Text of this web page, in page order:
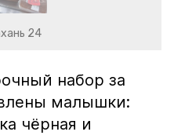
24
набор за
малышки:
чёрная и